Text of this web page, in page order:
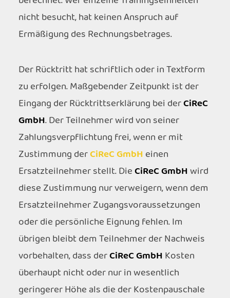
nicht besucht, hat keinen Anspruch auf
Ermäßigung des Rechnungsbetrages.
Der Rücktritt hat schriftlich oder in Textform
zu erfolgen. Maßgebender Zeitpunkt ist der
Eingang der Rücktrittserklärung bei derCiReC
GmbH. Der Teilnehmer wird von seiner
Zahlungsverpflichtung frei, wenn er mit
Zustimmung derCiReC GmbH einen
Ersatzteilnehmer stellt. DieCiReC GmbHwird
diese Zustimmung nur verweigern, wenn dem
Ersatzteilnehmer Zugangsvoraussetzungen
oder die persönliche Eignung fehlen. Im
übrigen bleibt dem Teilnehmer der Nachweis
vorbehalten, dass derCiReC GmbH Kosten
überhaupt nicht oder nur in wesentlich
geringerer Höhe als die der Kostenpauschale